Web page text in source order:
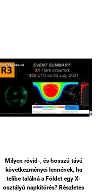
Milyen rövid-, és hosszú távú
következményei lennének, ha
telibe találná a Földet egy X-
osztályú napkitörés? Részletes